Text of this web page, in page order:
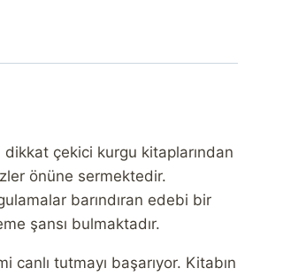
çekici kurgu kitaplarından
önüne sermektedir.
barındıran edebi bir
şansı bulmaktadır.
tutmayı başarıyor. Kitabın